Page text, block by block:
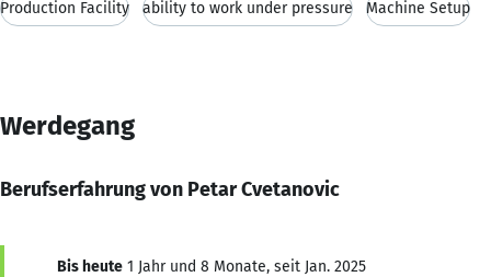
Production Facility ability to work under pressure Machine Setup
Werdegang
Berufserfahrung von Petar Cvetanovic
Bis heute 1 Jahr und 8 Monate, seit Jan. 2025